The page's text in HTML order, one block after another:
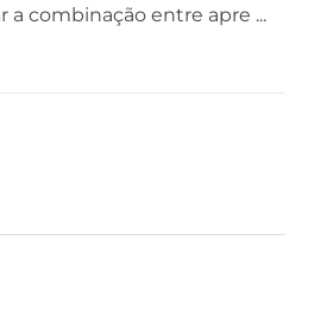
a combinação entre apre ...